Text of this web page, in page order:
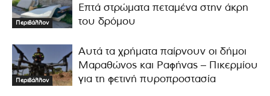
Περιβάλλον
Επτά στρώματα πεταμένα στην άκρη
του δρόμου
Περιβάλλον
Αυτά τα χρήματα παίρνουν οι δήμοι
Μαραθώνος και Ραφήνας – Πικερμίου
για τη φετινή πυροπροστασία